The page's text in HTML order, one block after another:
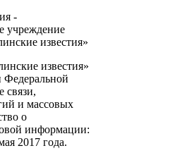
-
учреждение
известия»
известия»
Федеральной
связи,
и массовых
о
информации:
2017 года.